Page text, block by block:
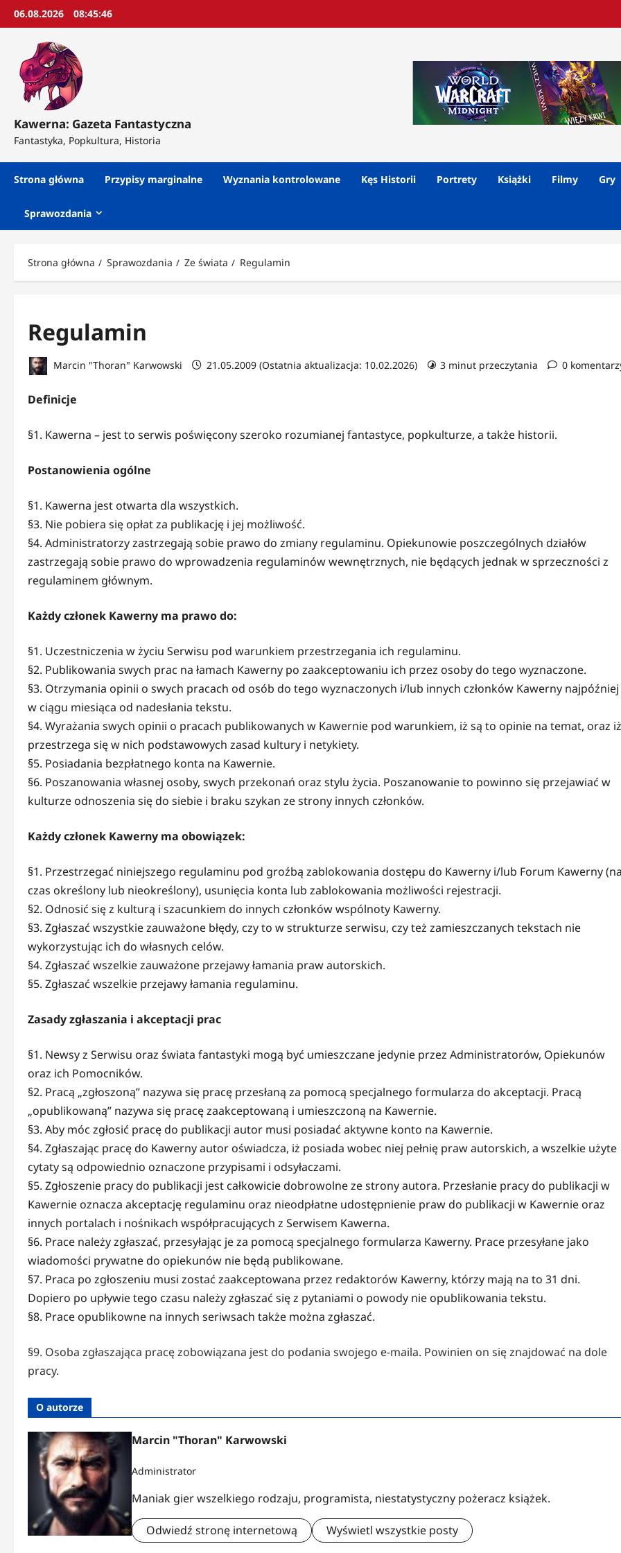
Przejdź
06.08.2026 08:45:48
Kawerna: Gazeta Fantastyczna
Fantastyka, Popkultura, Historia
Strona główna Przypisy marginalne Wyznania kontrolowane Kęs Historii Portrety Książki Filmy Gry
Sprawozdania
Strona główna Sprawozdania Ze świata Regulamin
Regulamin
Marcin "Thoran" Karwowski 21.05.2009 (Ostatnia aktualizacja: 10.02.2026) 3 minut przeczytania 0
Definicje
§1. Kawerna – jest to serwis poświęcony szeroko rozumianej fantastyce, popkulturze, a także historii.
Postanowienia ogólne
§1. Kawerna jest otwarta dla wszystkich.
§3. Nie pobiera się opłat za publikację i jej możliwość.
§4. Administratorzy zastrzegają sobie prawo do zmiany regulaminu. Opiekunowie poszczególnych działów
zastrzegają sobie prawo do wprowadzenia regulaminów wewnętrznych, nie będących jednak w sprzeczności z
regulaminem głównym.
Każdy członek Kawerny ma prawo do:
§1. Uczestniczenia w życiu Serwisu pod warunkiem przestrzegania ich regulaminu.
§2. Publikowania swych prac na łamach Kawerny po zaakceptowaniu ich przez osoby do tego wyznaczone.
§3. Otrzymania opinii o swych pracach od osób do tego wyznaczonych i/lub innych członków Kawerny najpóźniej
w ciągu miesiąca od nadesłania tekstu.
§4. Wyrażania swych opinii o pracach publikowanych w Kawernie pod warunkiem, iż są to opinie na temat, oraz iż
przestrzega się w nich podstawowych zasad kultury i netykiety.
§5. Posiadania bezpłatnego konta na Kawernie.
§6. Poszanowania własnej osoby, swych przekonań oraz stylu życia. Poszanowanie to powinno się przejawiać w
kulturze odnoszenia się do siebie i braku szykan ze strony innych członków.
Każdy członek Kawerny ma obowiązek:
§1. Przestrzegać niniejszego regulaminu pod groźbą zablokowania dostępu do Kawerny i/lub Forum Kawerny
czas określony lub nieokreślony), usunięcia konta lub zablokowania możliwości rejestracji.
§2. Odnosić się z kulturą i szacunkiem do innych członków wspólnoty Kawerny.
§3. Zgłaszać wszystkie zauważone błędy, czy to w strukturze serwisu, czy też zamieszczanych tekstach nie
wykorzystując ich do własnych celów.
§4. Zgłaszać wszelkie zauważone przejawy łamania praw autorskich.
§5. Zgłaszać wszelkie przejawy łamania regulaminu.
Zasady zgłaszania i akceptacji prac
§1. Newsy z Serwisu oraz świata fantastyki mogą być umieszczane jedynie przez Administratorów, Opiekunów
oraz ich Pomocników.
§2. Pracą „zgłoszoną” nazywa się pracę przesłaną za pomocą specjalnego formularza do akceptacji. Pracą
„opublikowaną” nazywa się pracę zaakceptowaną i umieszczoną na Kawernie.
§3. Aby móc zgłosić pracę do publikacji autor musi posiadać aktywne konto na Kawernie.
§4. Zgłaszając pracę do Kawerny autor oświadcza, iż posiada wobec niej pełnię praw autorskich, a wszelkie użyte
cytaty są odpowiednio oznaczone przypisami i odsyłaczami.
§5. Zgłoszenie pracy do publikacji jest całkowicie dobrowolne ze strony autora. Przesłanie pracy do publikacji w
Kawernie oznacza akceptację regulaminu oraz nieodpłatne udostępnienie praw do publikacji w Kawernie oraz
innych portalach i nośnikach współpracujących z Serwisem Kawerna.
§6. Prace należy zgłaszać, przesyłając je za pomocą specjalnego formularza Kawerny. Prace przesyłane jako
wiadomości prywatne do opiekunów nie będą publikowane.
§7. Praca po zgłoszeniu musi zostać zaakceptowana przez redaktorów Kawerny, którzy mają na to 31 dni.
Dopiero po upływie tego czasu należy zgłaszać się z pytaniami o powody nie opublikowania tekstu.
§8. Prace opublikowne na innych seriwsach także można zgłaszać.
§9. Osoba zgłaszająca pracę zobowiązana jest do podania swojego e-maila. Powinien on się znajdować na dole
pracy.
O autorze
Marcin "Thoran" Karwowski
Administrator
Maniak gier wszelkiego rodzaju, programista, niestatystyczny pożeracz książek.
Odwiedź stronę internetową Wyświetl wszystkie posty